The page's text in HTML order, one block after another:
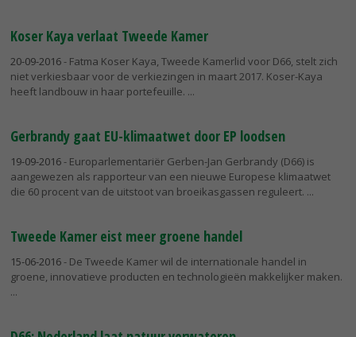
Koser Kaya verlaat Tweede Kamer
20-09-2016- Fatma Koser Kaya, Tweede Kamerlid voor D66, stelt zich
niet verkiesbaar voor de verkiezingen in maart 2017. Koser-Kaya
heeft landbouw in haar portefeuille.
Gerbrandy gaat EU-klimaatwet door EP loodsen
19-09-2016- Europarlementariër Gerben-Jan Gerbrandy (D66) is
aangewezen als rapporteur van een nieuwe Europese klimaatwet
die 60 procent van de uitstoot van broeikasgassen reguleert.
Tweede Kamer eist meer groene handel
15-06-2016- De Tweede Kamer wil de internationale handel in
groene, innovatieve producten en technologieën makkelijker maken.